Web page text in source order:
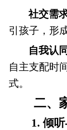
社交需
引孩子，形
自我认
自主支配时
式。
二、
1. 倾